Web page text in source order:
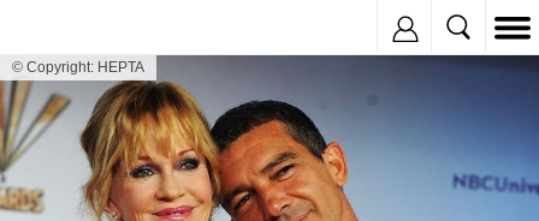
© Copyright: HEPTA